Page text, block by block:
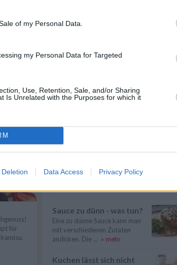
of my Personal Data.
my Personal Data for Targeted
Use, Retention, Sale, and/or Sharing
Is Unrelated with the Purposes for which it
Deletion Data Access Privacy Policy
für
Suppen kochen - so gelingt es.
Gemüse kochen
Gemüsesorten und ... » mehr
Braten ist eine beliebte
eine Vielzahl... » mehr
Sauce zu dünn - was tun?
Eine zu dünne Sauce kann man
mit verschiedenen Zutaten
andicken. Die ... » mehr
Kuchen lässt sich nicht